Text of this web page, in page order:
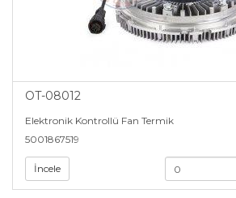
OT-08012
Elektronik Kontrollü Fan Termik
5001867519
İncele